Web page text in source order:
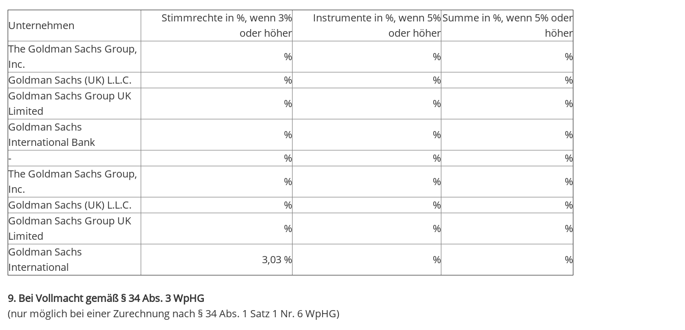
Unternehmen
Stimmrechte in %, wenn 3%
oder höher
Instrumente in %, wenn 5%
oder höher
Summe in %, wenn 5% oder
höher
The Goldman Sachs Group,
Inc.
% %
%
Goldman Sachs (UK) L.L.C.
% %
%
Goldman Sachs Group UK
Limited
% %
%
Goldman Sachs
International Bank
% %
%
-
% %
%
The Goldman Sachs Group,
Inc.
% %
%
Goldman Sachs (UK) L.L.C.
% %
%
Goldman Sachs Group UK
Limited
% %
%
Goldman Sachs
International
3,03 % % %
9. Bei Vollmacht gemäß § 34 Abs. 3 WpHG
(nur möglich bei einer Zurechnung nach § 34 Abs. 1 Satz 1 Nr. 6 WpHG)